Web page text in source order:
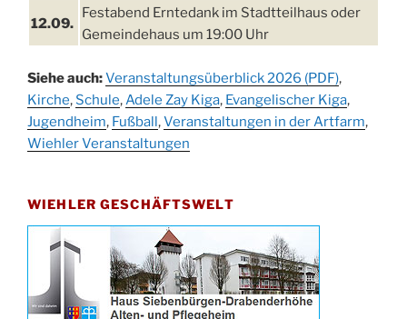
12.09.
Festabend Erntedank im Stadtteilhaus oder
Gemeindehaus um 19:00 Uhr
13.09.
Stadtteilhaus um 14:00 Uhr
19.09.
Schlagerabend im Stadtteilhaus
Drabenderhöhe
Kinderbibeltag im Ev. Gemeindehaus von 10-
12 Uhr
09.10.
Afterwork-Andacht um 18:00 Uhr in der
Kirche
Sandmännchen-Gottesdienst in der Kirche
Siehe auch:Veranstaltungsüberblick 2026 (PDF),
Kirche, Schule,Adele Zay Kiga, Evangelischer Kiga,
Jugendheim, Fußball,Veranstaltungen in der Artfarm,
Wiehler Veranstaltungen
WIEHLER GESCHÄFTSWELT